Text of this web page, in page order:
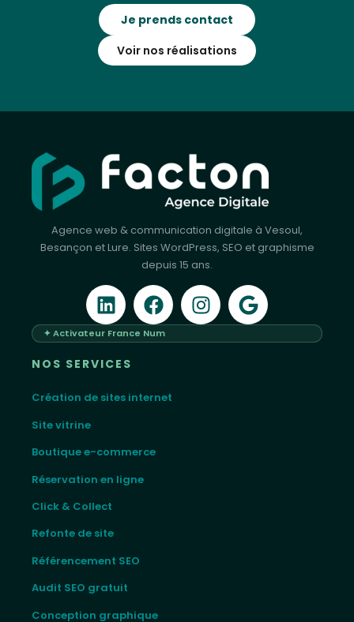
Je prends contact
Voir nos réalisations
Agence web & communication digitale à Vesoul,
Besançon et Lure. Sites WordPress, SEO et graphisme
depuis 15 ans.
✦ Activateur France Num
NOS SERVICES
Création de sites internet
Site vitrine
Boutique e-commerce
Réservation en ligne
Click & Collect
Refonte de site
Référencement SEO
Audit SEO gratuit
Conception graphique